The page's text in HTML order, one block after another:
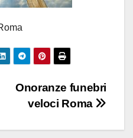
Onoranze funebri
veloci Roma